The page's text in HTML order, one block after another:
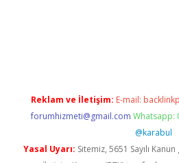
Reklam ve İletişim: E-mail:
forumhizmeti@gmail.com Whatsapp:
@karabul
Yasal Uyarı: Sitemiz, 5651 Sayılı